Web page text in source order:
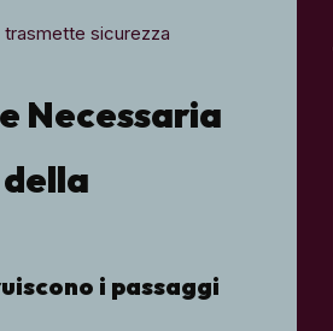
sicurezza
Necessaria
i passaggi